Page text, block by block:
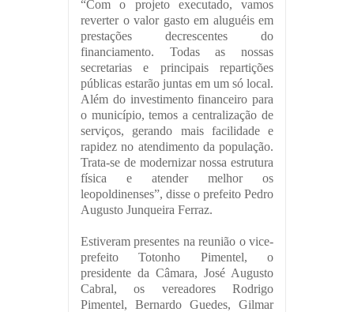
“Com o projeto executado, vamos
reverter o valor gasto em aluguéis em
prestações decrescentes do
financiamento. Todas as nossas
secretarias e principais repartições
públicas estarão juntas em um só local.
Além do investimento financeiro para
o município, temos a centralização de
serviços, gerando mais facilidade e
rapidez no atendimento da população.
Trata-se de modernizar nossa estrutura
física e atender melhor os
leopoldinenses”, disse o prefeito Pedro
Augusto Junqueira Ferraz.
Estiveram presentes na reunião o vice-
prefeito Totonho Pimentel, o
presidente da Câmara, José Augusto
Cabral, os vereadores Rodrigo
Pimentel, Bernardo Guedes, Gilmar